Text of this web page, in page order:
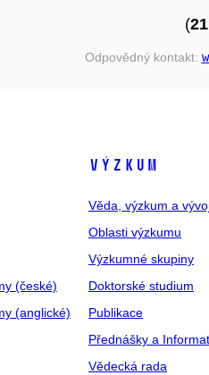
(21
Odpovědný kontakt:
(české)
(anglické)
VÝZKUM
Věda, výzkum a
Oblasti výzkumu
Výzkumné skupiny
Doktorské studium
Publikace
Přednášky a
Vědecká rada